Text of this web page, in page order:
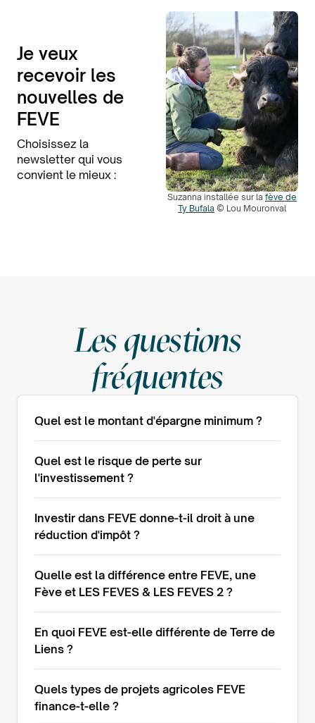
Je veux
recevoir les
nouvelles de
FEVE
Choisissez la
newsletter qui vous
convient le mieux :
Suzanna installée sur la fève de
Ty Bufala © Lou Mouronval
Les questions
fréquentes
Quel est le montant d'épargne minimum ?
Quel est le risque de perte sur
l'investissement ?
Investir dans FEVE donne-t-il droit à une
réduction d'impôt ?
Quelle est la différence entre FEVE, une
Fève et LES FEVES & LES FEVES 2 ?
En quoi FEVE est-elle différente de Terre de
Liens ?
Quels types de projets agricoles FEVE
finance-t-elle ?